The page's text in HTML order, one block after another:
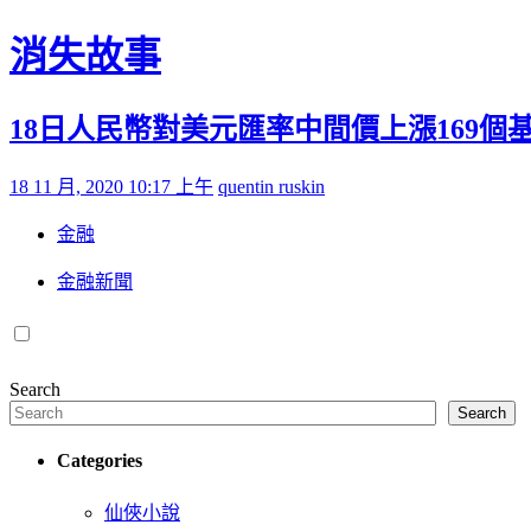
Skip to content
消失故事
18日人民幣對美元匯率中間價上漲169個
Posted on
18 11 月, 2020 10:17 上午 by
quentin ruskin
金融
金融新聞
Search
Search
Categories
仙俠小說